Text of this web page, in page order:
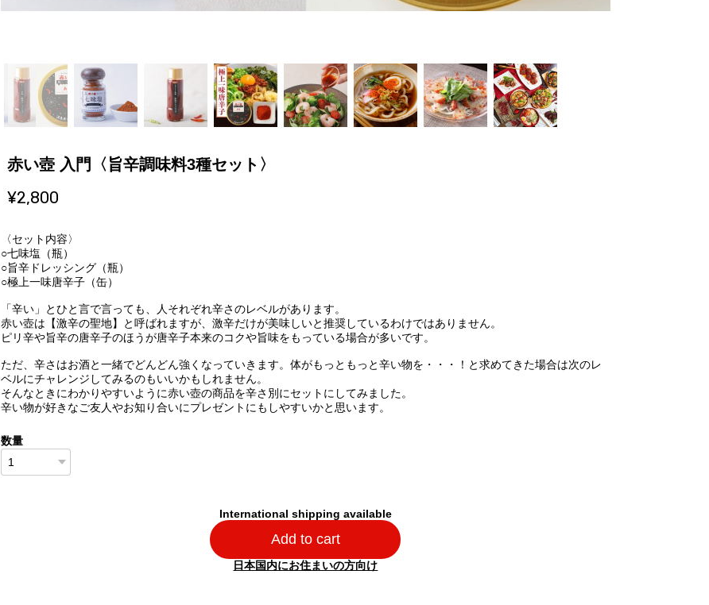
赤い壺 入門〈旨辛調味料3種セット〉
¥2,800
〈セット内容〉
○七味塩（瓶）
○旨辛ドレッシング（瓶）
○極上一味唐辛子（缶）
「辛い」とひと言で言っても、人それぞれ辛さのレベルがあります。
赤い壺は【激辛の聖地】と呼ばれますが、激辛だけが美味しいと推奨しているわけではありません。
ピリ辛や旨辛の唐辛子のほうが唐辛子本来のコクや旨味をもっている場合が多いです。
ただ、辛さはお酒と一緒でどんどん強くなっていきます。体がもっともっと辛い物を・・・！と求めてきた場合は次のレ
ベルにチャレンジしてみるのもいいかもしれません。
そんなときにわかりやすいように赤い壺の商品を辛さ別にセットにしてみました。
辛い物が好きなご友人やお知り合いにプレゼントにもしやすいかと思います。
数量
International shipping available
Add to cart
日本国内にお住まいの方向け